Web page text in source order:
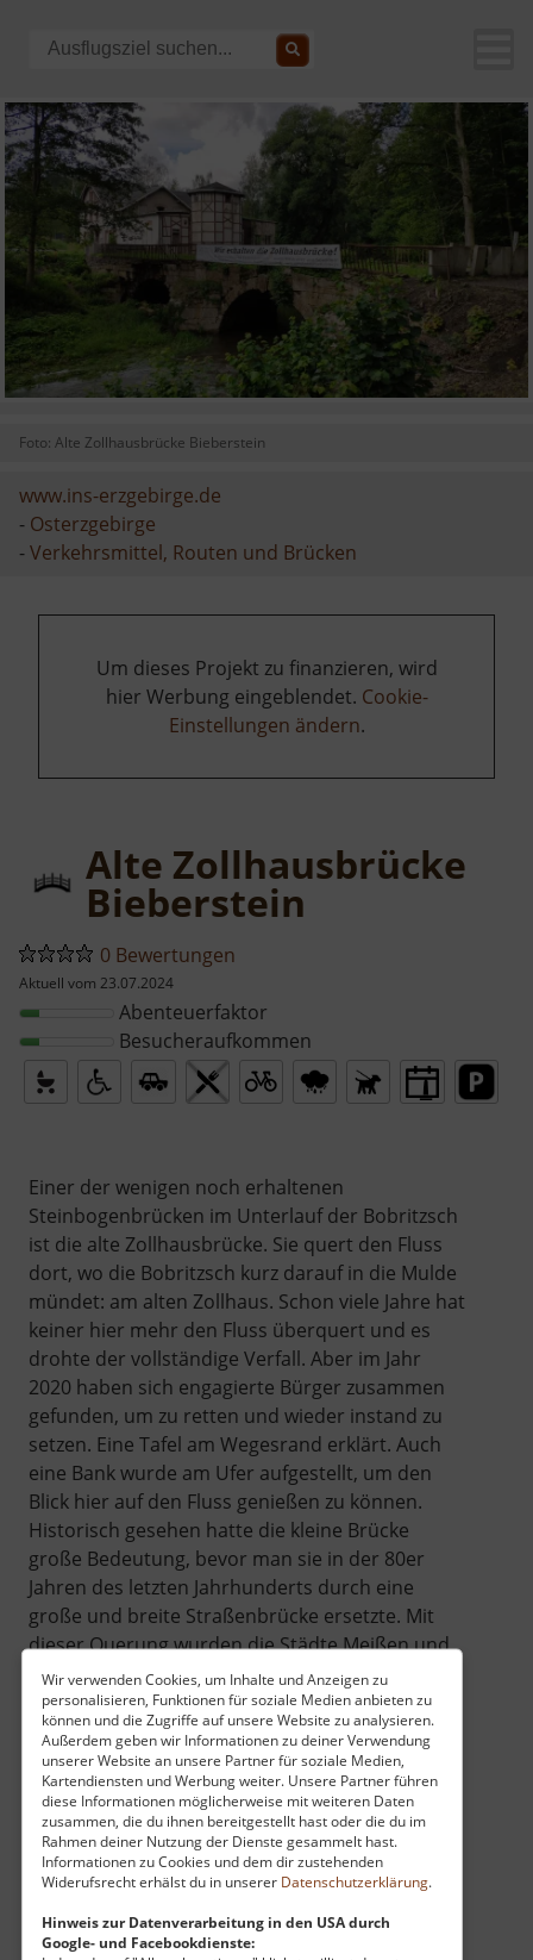
Wir verwenden Cookies, um Inhalte und Anzeigen zu
personalisieren, Funktionen für soziale Medien anbieten zu
können und die Zugriffe auf unsere Website zu analysieren.
Außerdem geben wir Informationen zu deiner Verwendung
unserer Website an unsere Partner für soziale Medien,
Kartendiensten und Werbung weiter. Unsere Partner führen
diese Informationen möglicherweise mit weiteren Daten
zusammen, die du ihnen bereitgestellt hast oder die du im
Rahmen deiner Nutzung der Dienste gesammelt hast.
Informationen zu Cookies und dem dir zustehenden
Widerufsrecht erhälst du in unserer Datenschutzerklärung.
Hinweis zur Datenverarbeitung in den USA durch
Google- und Facebookdienste:
Foto: Alte Zollhausbrücke Bieberstein
www.ins-erzgebirge.de
- Osterzgebirge
-Verkehrsmittel, Routen und Brücken
Um dieses Projekt zu finanzieren, wird
hier Werbung eingeblendet. Cookie-
Einstellungen ändern.
Alte Zollhausbrücke
Bieberstein
0 Bewertungen
Aktuell vom 23.07.2024
Abenteuerfaktor
Besucheraufkommen
Einer der wenigen noch erhaltenen
Steinbogenbrücken im Unterlauf der Bobritzsch
ist die alte Zollhausbrücke. Sie quert den Fluss
dort, wo die Bobritzsch kurz darauf in die Mulde
mündet: am alten Zollhaus. Schon viele Jahre hat
keiner hier mehr den Fluss überquert und es
drohte der vollständige Verfall. Aber im Jahr
2020 haben sich engagierte Bürger zusammen
gefunden, um zu retten und wieder instand zu
setzen. Eine Tafel am Wegesrand erklärt. Auch
eine Bank wurde am Ufer aufgestellt, um den
Blick hier auf den Fluss genießen zu können.
Historisch gesehen hatte die kleine Brücke
große Bedeutung, bevor man sie in der 80er
Jahren des letzten Jahrhunderts durch eine
große und breite Straßenbrücke ersetzte. Mit
dieser Querung wurden die Städte Meißen und
Freiberg miteinander verbunden. Der
Brückenzoll war eine gute Einnahmequelle für
die Lehnsherrn.